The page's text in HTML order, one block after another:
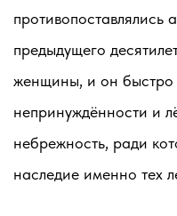
противопоставлялись
предыдущего
женщины, и он быстро
непринуждённости и
небрежность, ради
наследие именно тех